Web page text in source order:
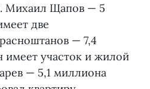
Михаил Щапов — 5
две
— 7,4
имеет участок и жилой
— 5,1 миллиона